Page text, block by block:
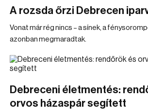
A rozsda őrzi Debrecen
Vonat már rég nincs – a sínek, a
azonban megmaradtak.
Debreceni életmentés:
orvos házaspár segített